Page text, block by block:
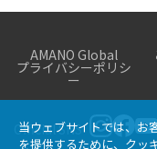
トップメッ
E【環
気候
AMANO Global
プライバシーポリシ
ー
Official SNS
当ウェブサイトでは、お
を提供するために、クッ